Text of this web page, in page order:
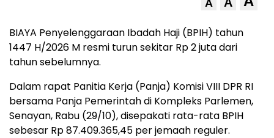
A
BIAYA Penyelenggaraan Ibadah Haji (BPIH) tahun
1447 H/2026 M resmi turun sekitar Rp 2 juta dari
tahun sebelumnya.
Dalam rapat Panitia Kerja (Panja) Komisi VIII DPR RI
bersama Panja Pemerintah di Kompleks Parlemen,
Senayan, Rabu (29/10), disepakati rata-rata BPIH
sebesar Rp 87.409.365,45 per jemaah reguler.